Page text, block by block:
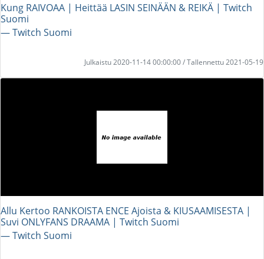
Kung RAIVOAA | Heittää LASIN SEINÄÄN & REIKÄ | Twitch
Suomi
― Twitch Suomi
Julkaistu 2020-11-14 00:00:00 / Tallennettu 2021-05-19
Allu Kertoo RANKOISTA ENCE Ajoista & KIUSAAMISESTA |
Suvi ONLYFANS DRAAMA | Twitch Suomi
― Twitch Suomi